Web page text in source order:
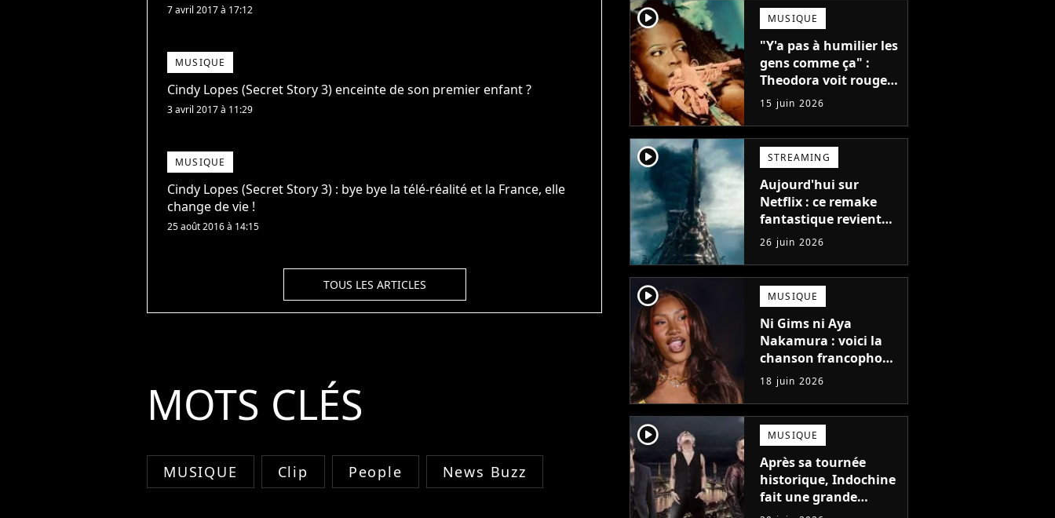
7 avril 2017 à 17:12
MUSIQUE
Cindy Lopes (Secret Story 3) enceinte de son premier enfant ?
3 avril 2017 à 11:29
MUSIQUE
Cindy Lopes (Secret Story 3) : bye bye la télé-réalité et la France, elle
change de vie !
25 août 2016 à 14:15
TOUS LES ARTICLES
MOTS CLÉS
MUSIQUE Clip People News Buzz
player2 MUSIQUE
"Y'a pas à humilier les
gens comme ça" :
Theodora voit rouge
après un concert,
mais que s'est-il passé
?
15 juin 2026
player2 STREAMING
Aujourd'hui sur
Netflix : ce remake
fantastique revient
avec sa suite, 2 ans
après avoir réalisé 60
millions de vues et
régné 6 semaines
dans le Top 10
26 juin 2026
player2 MUSIQUE
Ni Gims ni Aya
Nakamura : voici la
chanson francophone
la plus écoutée à
l'étranger en 2025 !
18 juin 2026
player2 MUSIQUE
Après sa tournée
historique, Indochine
fait une grande
annonce que